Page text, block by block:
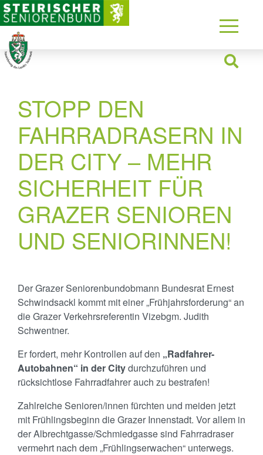
STOPP DEN
FAHRRADRASERN IN
DER CITY – MEHR
SICHERHEIT FÜR
GRAZER SENIOREN
UND SENIORINNEN!
Der Grazer Seniorenbundobmann Bundesrat Ernest
Schwindsackl kommt mit einer „Frühjahrsforderung“ an
die Grazer Verkehrsreferentin Vizebgm. Judith
Schwentner.
Er fordert, mehr Kontrollen auf den „Radfahrer-
Autobahnen“ in der Citydurchzuführen und
rücksichtlose Fahrradfahrer auch zu bestrafen!
Zahlreiche Senioren/innen fürchten und meiden jetzt
mit Frühlingsbeginn die Grazer Innenstadt. Vor allem in
der Albrechtgasse/Schmiedgasse sind Fahrradraser
vermehrt nach dem „Frühlingserwachen“ unterwegs.